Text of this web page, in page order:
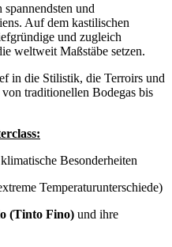
spannendsten und
Auf dem kastilischen
und zugleich
weltweit Maßstäbe setzen.
in die Stilistik, die Terroirs und
traditionellen Bodegas bis
Besonderheiten
Temperaturunterschiede)
(Tinto Fino) und ihre